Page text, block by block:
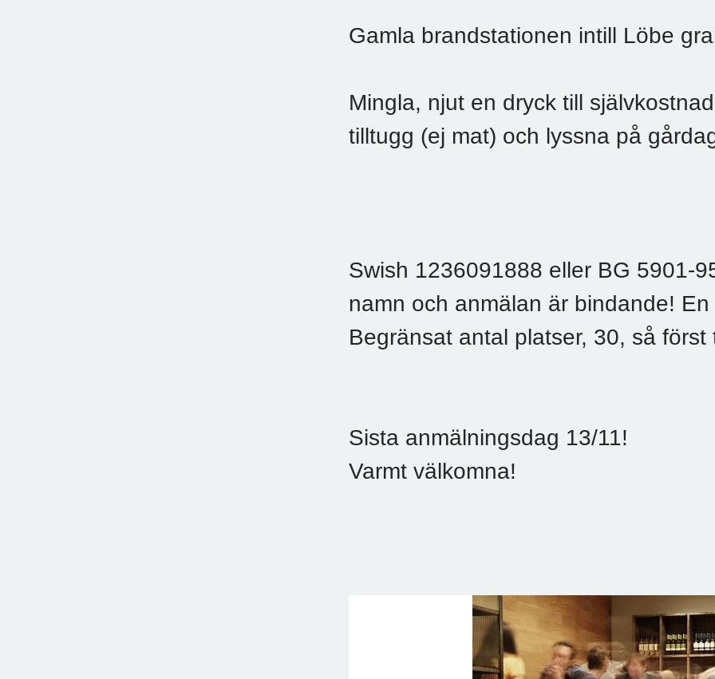
Gamla brandstationen intill Löbe
Mingla, njut en dryck till
tilltugg (ej mat) och lyssna på
Swish 1236091888 eller BG 5901-
namn och anmälan är bindande!
Begränsat antal platser, 30, så först
Sista anmälningsdag 13/11!
Varmt välkomna!